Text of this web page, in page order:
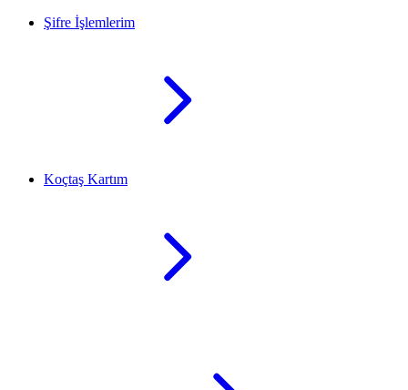
Şifre İşlemlerim
Koçtaş Kartım